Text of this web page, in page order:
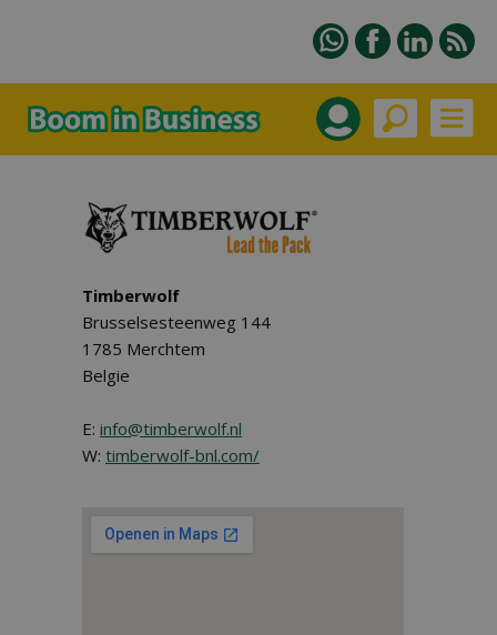
Timberwolf
Brusselsesteenweg 144
1785 Merchtem
Belgie
E: info@timberwolf.nl
W: timberwolf-bnl.com/